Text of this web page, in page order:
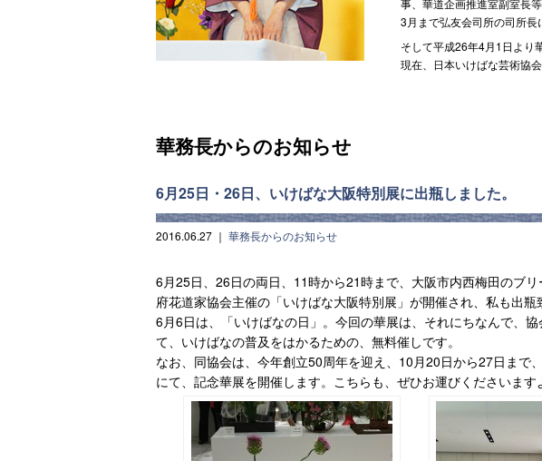
事、華道企画推進室副室長
3月まで弘友会司所の司所長
そして平成26年4月1日より
現在、日本いけばな芸術協
華務長からのお知らせ
6月25日・26日、いけばな大阪特別展に出瓶しました。
2016.06.27 ｜ 華務長からのお知らせ
6月25日、26日の両日、11時から21時まで、大阪市内西梅田のブ
府花道家協会主催の「いけばな大阪特別展」が開催され、私も出瓶
6月6日は、「いけばなの日」。今回の華展は、それにちなんで、
て、いけばなの普及をはかるための、無料催しです。
なお、同協会は、今年創立50周年を迎え、10月20日から27日まで
にて、記念華展を開催します。こちらも、ぜひお運びくださいます